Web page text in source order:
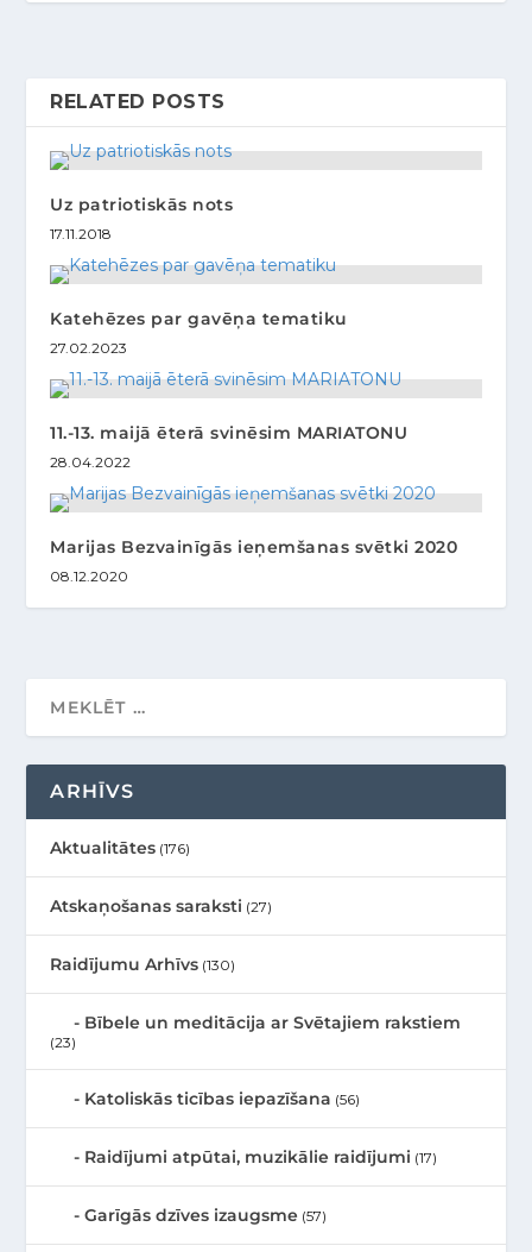
RELATED POSTS
Uz patriotiskās nots
17.11.2018
Katehēzes par gavēņa tematiku
27.02.2023
11.-13. maijā ēterā svinēsim MARIATONU
28.04.2022
Marijas Bezvainīgās ieņemšanas svētki 2020
08.12.2020
ARHĪVS
Aktualitātes (176)
Atskaņošanas saraksti (27)
Raidījumu Arhīvs (130)
Bībele un meditācija ar Svētajiem rakstiem
(23)
Katoliskās ticības iepazīšana (56)
Raidījumi atpūtai, muzikālie raidījumi (17)
Garīgās dzīves izaugsme (57)